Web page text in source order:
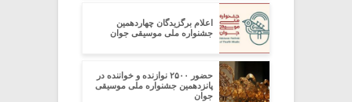
اعلام برگزیدگان چهاردهمین
جشنواره ملی موسیقی جوان
حضور ۲۵۰۰ نوازنده و خواننده در
پانزدهمین جشنواره ملی موسیقی
جوان